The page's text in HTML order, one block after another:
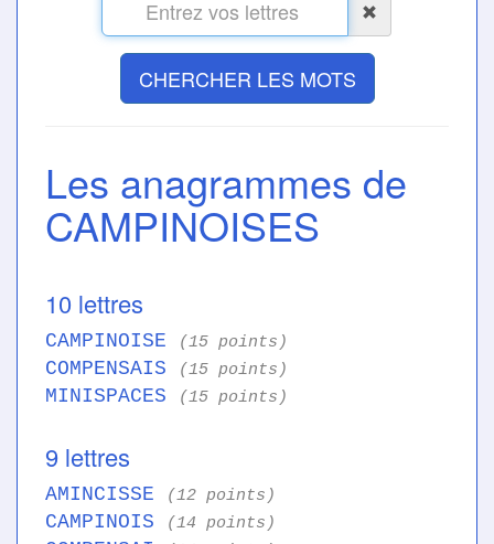
CHERCHER LES MOTS
Les anagrammes de
CAMPINOISES
10 lettres
CAMPINOISE (15 points)
COMPENSAIS (15 points)
MINISPACES (15 points)
9 lettres
AMINCISSE (12 points)
CAMPINOIS (14 points)